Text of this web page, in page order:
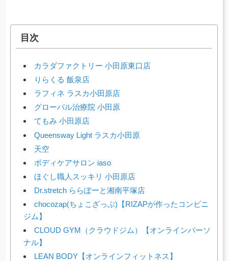
目次
カラダファクトリー 小田原東口店
りらくる 飯泉店
ラフィネ ラスカ小田原店
グローバル治療院 小田原
てもみ 小田原店
Queensway Light ラスカ小田原
天空
ボディケアサロン iaso
ほぐし職人スッキリ 小田原店
Dr.stretch ららぽーと湘南平塚店
chocozap(ちょこざっぷ)【RIZAPが作ったコンビニ
ジム】
CLOUD GYM（クラウドジム）【オンラインパーソ
ナル】
LEAN BODY【オンラインフィットネス】